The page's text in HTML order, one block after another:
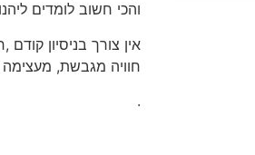
והכי חשוב לומדים
אין צורך בניסיון
חוויה מגבשת, מעצימה
.